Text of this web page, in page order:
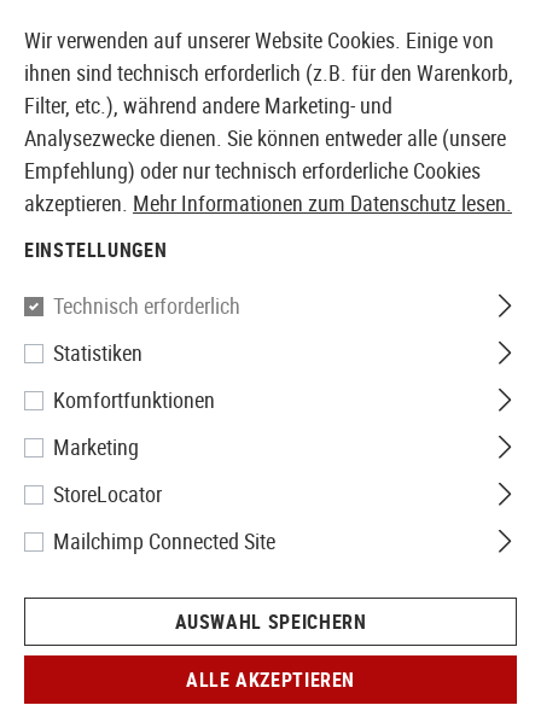
EUROPÄISCHER AIRSOFT SHOP & GROßHÄNDLER
G&G
LPM Mount for G3/EGM Series
Long
Wir verwenden auf unserer Website Cookies. Einige von
ihnen sind technisch erforderlich (z.B. für den Warenkorb,
Filter, etc.), während andere Marketing- und
Analysezwecke dienen. Sie können entweder alle (unsere
Empfehlung) oder nur technisch erforderliche Cookies
akzeptieren. Mehr Informationen zum Datenschutz lesen.
EINSTELLUNGEN
Technisch erforderlich
Statistiken
Komfortfunktionen
Marketing
StoreLocator
Mailchimp Connected Site
AUSWAHL SPEICHERN
ALLE AKZEPTIEREN